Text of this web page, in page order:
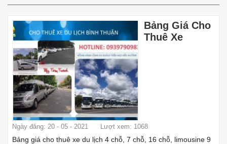
Bảng Giá Cho
Thuê Xe
Ngày đăng: 20 - 05 - 2021 Lượt xem: 1068
Bảng giá cho thuê xe du lịch 4 chỗ, 7 chỗ, 16 chỗ, limousine 9